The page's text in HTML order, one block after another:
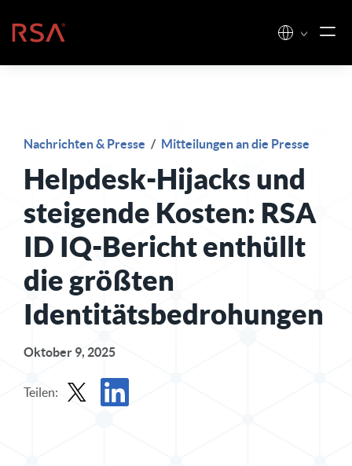
Startseite
Nachrichten & Presse / Mitteilungen an die Presse
Helpdesk-Hijacks und
steigende Kosten: RSA
ID IQ-Bericht enthüllt
die größten
Identitätsbedrohungen
Oktober 9, 2025
Teilen: